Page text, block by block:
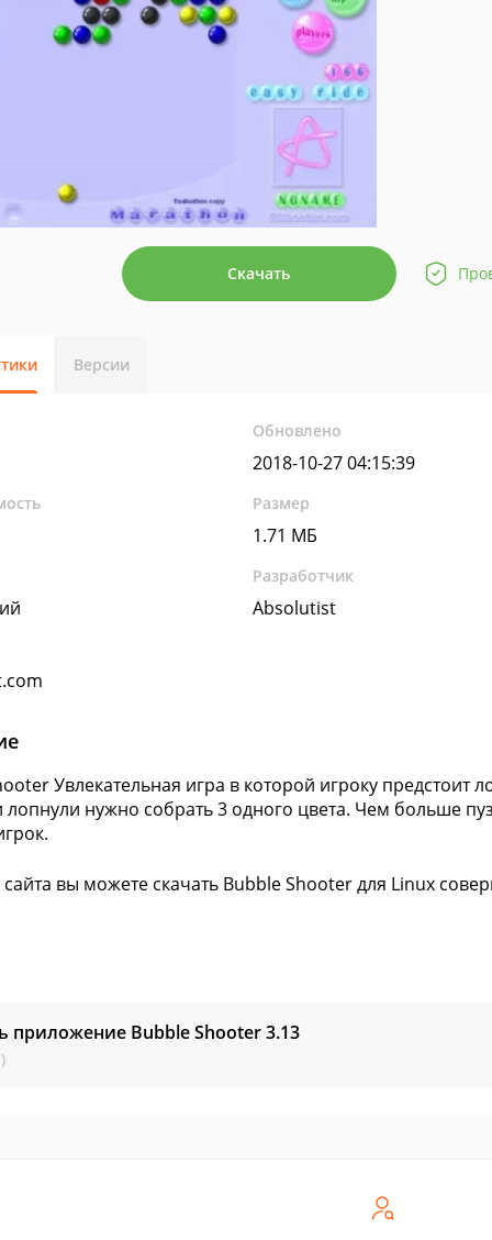
Скачать
Версии
Обновлено
2018-10-27 04:15:39
Размер
1.71 МБ
Разработчик
Absolutist
Увлекательная игра в которой игроку предстоит
лопнули нужно собрать 3 одного цвета. Чем больше
вы можете скачать Bubble Shooter для Linux
приложение Bubble Shooter3.13